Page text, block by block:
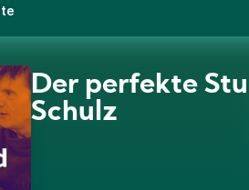
Der perfekte
Schulz